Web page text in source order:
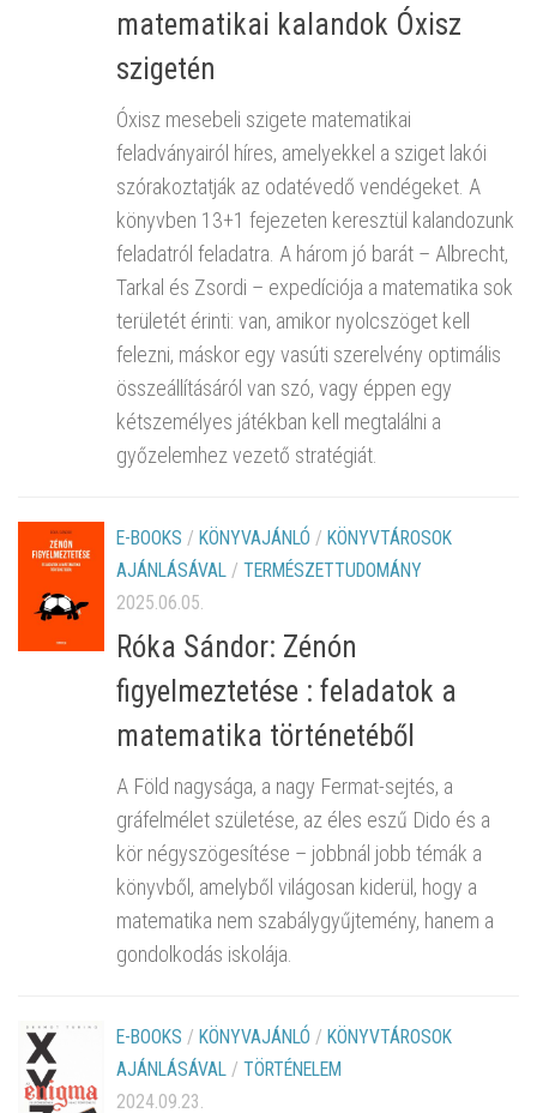
matematikai kalandok Óxisz
szigetén
Óxisz mesebeli szigete matematikai
feladványairól híres, amelyekkel a sziget lakói
szórakoztatják az odatévedő vendégeket. A
könyvben 13+1 fejezeten keresztül kalandozunk
feladatról feladatra. A három jó barát – Albrecht,
Tarkal és Zsordi – expedíciója a matematika sok
területét érinti: van, amikor nyolcszöget kell
felezni, máskor egy vasúti szerelvény optimális
összeállításáról van szó, vagy éppen egy
kétszemélyes játékban kell megtalálni a
győzelemhez vezető stratégiát.
E-BOOKS / KÖNYVAJÁNLÓ / KÖNYVTÁROSOK
AJÁNLÁSÁVAL / TERMÉSZETTUDOMÁNY
2025.06.05.
Róka Sándor: Zénón ​
figyelmeztetése : feladatok a
matematika történetéből
A Föld nagysága, a nagy Fermat-sejtés, a
gráfelmélet születése, az éles eszű Dido és a
kör négyszögesítése – jobbnál jobb témák a
könyvből, amelyből világosan kiderül, hogy a
matematika nem szabálygyűjtemény, hanem a
gondolkodás iskolája.
E-BOOKS / KÖNYVAJÁNLÓ / KÖNYVTÁROSOK
AJÁNLÁSÁVAL / TÖRTÉNELEM
2024.09.23.